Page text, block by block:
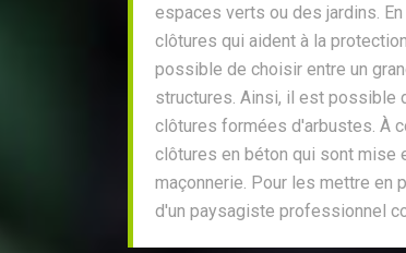
espaces verts ou des jardins.
clôtures qui aident à la
possible de choisir entre un
structures. Ainsi, il est possible
clôtures formées d'arbustes. À
clôtures en béton qui sont mise
maçonnerie. Pour les mettre en
d'un paysagiste professionnel